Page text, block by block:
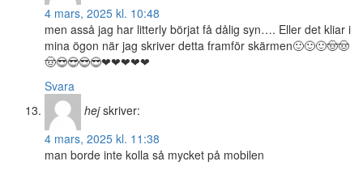
4 mars, 2025 kl. 10:48
men asså jag har litterly börjat få dålig syn…. Eller det kliar i
mina ögon när jag skriver detta framför skärmen🙂🙂🙂🤠🤠
🤠😎😎😎😎❤❤❤❤❤
Svara
hej skriver:
4 mars, 2025 kl. 11:38
man borde inte kolla så mycket på mobilen